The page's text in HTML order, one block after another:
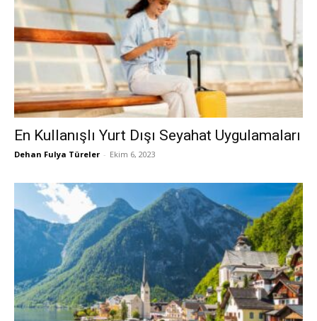
En Kullanışlı Yurt Dışı Seyahat Uygulamaları
Dehan Fulya Türeler - Ekim 6, 2023